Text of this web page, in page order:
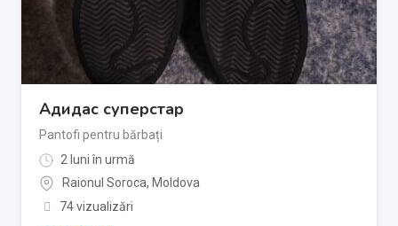
Адидас суперстар
Pantofi pentru bărbați
2 luni în urmă
Raionul Soroca, Moldova
74 vizualizări